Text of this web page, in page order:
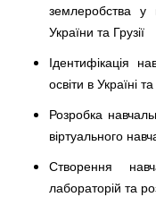
землеробства у
України та Грузії
Ідентифікація
освіти в Україні та
Розробка
віртуального
Створення
лабораторій та